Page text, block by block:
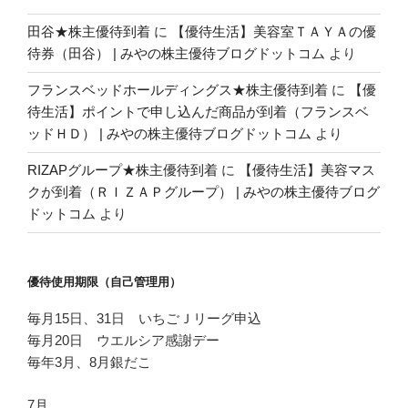
田谷★株主優待到着 に
【優待生活】美容室ＴＡＹＡの優
待券（田谷） | みやの株主優待ブログドットコム より
フランスベッドホールディングス★株主優待到着 に
【優
待生活】ポイントで申し込んだ商品が到着（フランスベ
ッドＨＤ） | みやの株主優待ブログドットコム より
RIZAPグループ★株主優待到着 に
【優待生活】美容マス
クが到着（ＲＩＺＡＰグループ） | みやの株主優待ブログ
ドットコム より
優待使用期限（自己管理用）
毎月15日、31日 いちごＪリーグ申込
毎月20日 ウエルシア感謝デー
毎年3月、8月銀だこ
7月